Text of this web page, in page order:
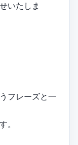
いたしま
フレーズと一
。